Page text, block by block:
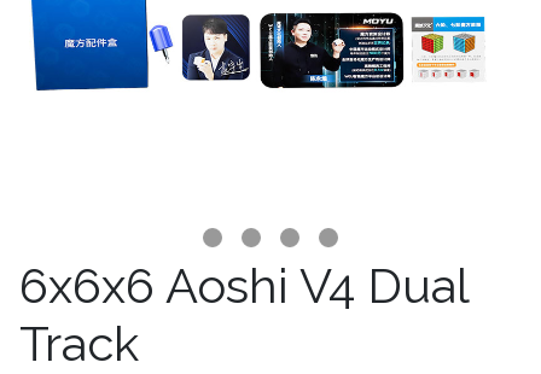
6x6x6 Aoshi V4 Dual
Track